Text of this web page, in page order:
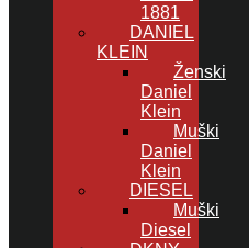
1881
DANIEL
KLEIN
Ženski
Daniel
Klein
Muški
Daniel
Klein
DIESEL
Muški
Diesel